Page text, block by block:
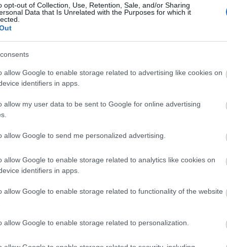
opt-out of Collection, Use, Retention, Sale, and/or Sharing
Data that Is Unrelated with the Purposes for which it
allow Google to enable storage related to advertising like cookies on
identifiers in apps.
allow my user data to be sent to Google for online advertising
allow Google to send me personalized advertising.
allow Google to enable storage related to analytics like cookies on
identifiers in apps.
allow Google to enable storage related to functionality of the website
allow Google to enable storage related to personalization.
των κληρικών δεν μπορούσαν να υπερβαίνουν
στην παρ. 1 του άρθρου 28 του ν. 4354/2015.
Αρχιεπισκόπου και Μητροπολιτών καθορίζονται στο
υπουργείου.
αναπροσαρμογή των βασικών μισθών του
την 1η Απριλίου 2026, το ανώτατο όριο αποδοχών
ευρώ.
υπουργείου: 5.191 ευρώ
90%
4.671,90 ευρώ.